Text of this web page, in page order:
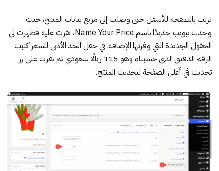
نزلت بالصفحة للأسفل حتى وصلت إلى مربع بيانات المنتج، حيث
وجدت تبويب جديدًا باسم Name Your Price، نقرت عليه فظهرت لي
الحقول الجديدة التي وفرتها الإضافة. في حقل الحد الأدنى للسعر كتبت
الرقم الدقيق الذي حسبناه وهو 115 ريالًا سعودي ثم نقرت على زر
تحديث في أعلى الصفحة لتحديث المنتج.